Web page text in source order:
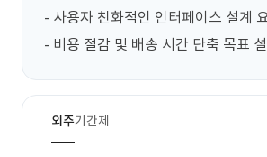
- 사용자 친화적인 인터페이스 설계
- 비용 절감 및 배송 시간 단축 목표
외주기간제